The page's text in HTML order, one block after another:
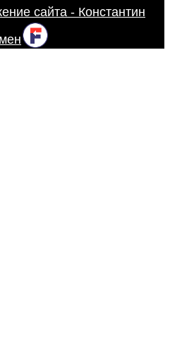
сайта - Константин